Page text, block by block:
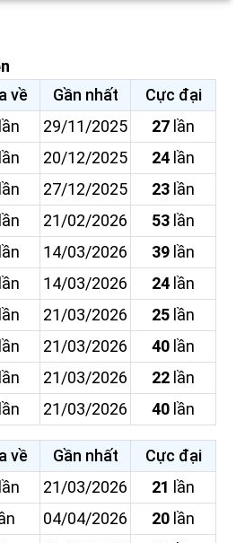
về Gần nhất
Cực đại
29/11/2025 27 lần
20/12/2025 24 lần
27/12/2025 23 lần
21/02/2026 53 lần
14/03/2026 39 lần
14/03/2026 24 lần
lần 21/03/2026 25 lần
lần 21/03/2026 40 lần
lần 21/03/2026 22 lần
lần 21/03/2026 40 lần
về Gần nhất
Cực đại
lần 21/03/2026 21 lần
04/04/2026 20 lần